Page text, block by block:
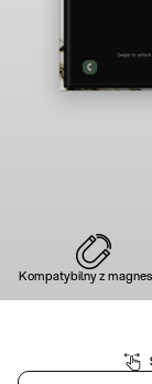
Kompatybilny z